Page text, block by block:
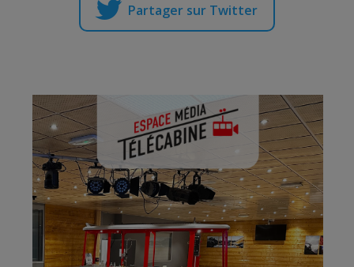
Partager sur Twitter